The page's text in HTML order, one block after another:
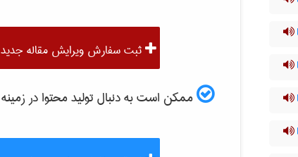
ثبت سفارش ویرایش مقاله جدید
ممکن است به دنبال تولید محتوا در زمینه